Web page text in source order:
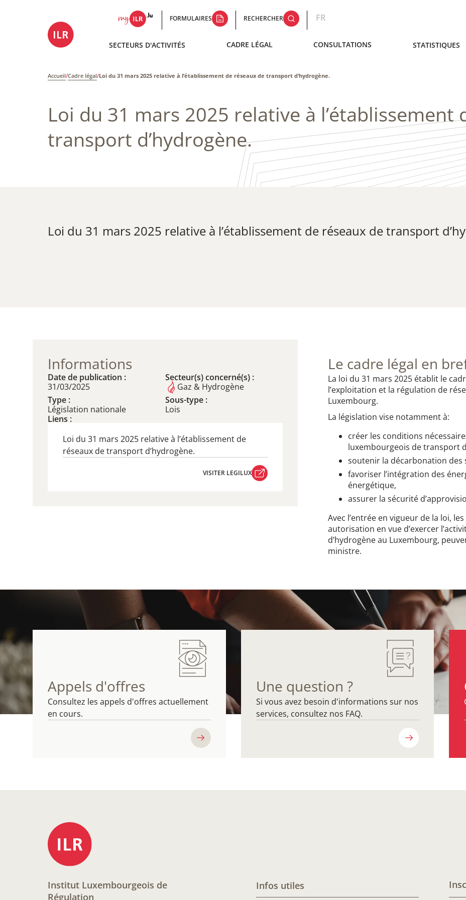
FORMULAIRES RECHERCHER FR
SECTEURS D'ACTIVITÉS CADRE LÉGAL CONSULTATIONS STATISTIQUES
Accueil/Cadre légal/Loi du 31 mars 2025 relative à l’établissement de réseaux de transport d’hydrogène.
Loi du 31 mars 2025 relative à l’établissement
transport d’hydrogène.
Loi du 31 mars 2025 relative à l’établissement de réseaux de transport
Informations
Date de publication :
31/03/2025
Secteur(s) concerné(s) :
Gaz & Hydrogène
Type :
Législation nationale
Sous-type :
Lois
Liens :
Loi du 31 mars 2025 relative à l’établissement de
réseaux de transport d’hydrogène.
VISITER LEGILUX
Le cadre légal en
La loi du 31 mars 2025 établit le
l’exploitation et la régulation de
Luxembourg.
La législation vise notamment à:
créer les conditions
luxembourgeois de transport
soutenir la décarbonation des
favoriser l’intégration des
énergétique,
assurer la sécurité
Avec l’entrée en vigueur de la loi,
autorisation en vue d’exercer
d’hydrogène au Luxembourg,
ministre.
Appels d'offres
Consultez les appels d'offres actuellement
en cours.
Une question ?
Si vous avez besoin d'informations sur nos
services, consultez nos FAQ.
Institut Luxembourgeois de
Régulation
Infos utiles